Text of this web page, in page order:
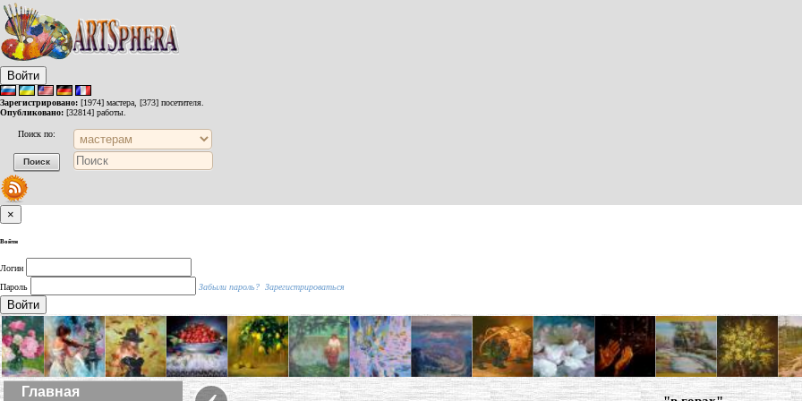
Войти
Зарегистрировано: [1974] мастера, [373] посетителя.
Опубликовано: [32814] работы.
Поиск по:
×
Войти
Логин
Пароль
Забыли пароль? Зарегистрироваться
Войти
Главная